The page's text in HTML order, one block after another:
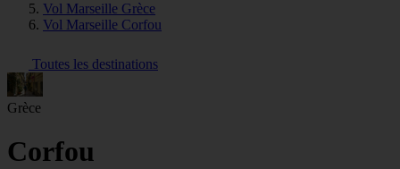
Vol Marseille Grèce
Vol Marseille Corfou
Toutes les destinations
Grèce
Corfou